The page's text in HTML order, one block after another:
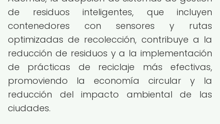
de residuos inteligentes, que incluyen
contenedores con sensores y rutas
optimizadas de recolección, contribuye a la
reducción de residuos y a la implementación
de prácticas de reciclaje más efectivas,
promoviendo la economía circular y la
reducción del impacto ambiental de las
ciudades.